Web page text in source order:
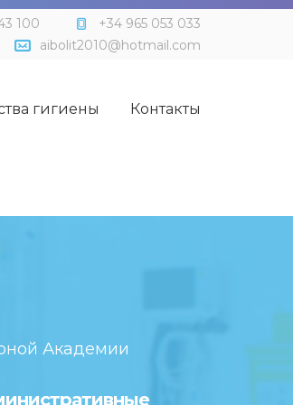
100
+34 965 053 033
aibolit2010@hotmail.com
гигиены Контакты
Академии